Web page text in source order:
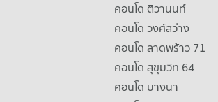
คอนโด ติวานนท์
คอนโด วงศ์สว่าง
คอนโด ลาดพร้าว 71
คอนโด สุขุมวิท 64
คอนโด บางนา